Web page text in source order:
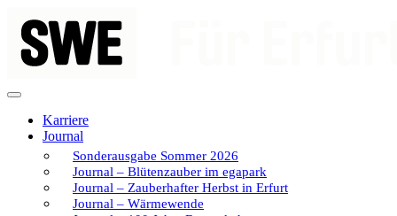
Inhalt
springen
Karriere
Journal
Sonderausgabe Sommer 2026
Journal – Blütenzauber im egapark
Journal – Zauberhafter Herbst in Erfurt
Journal – Wärmewende